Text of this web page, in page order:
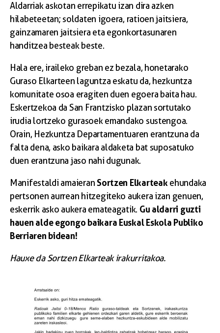
Aldarriak askotan errepikatu izan dira azken
hilabeteetan; soldaten igoera, ratioen jaitsiera,
gainzamaren jaitsiera eta egonkortasunaren
handitzea besteak beste.
Hala ere, iraileko greban ez bezala, honetarako
Guraso Elkarteen laguntza eskatu da, hezkuntza
komunitate osoa eragiten duen egoera baita hau.
Eskertzekoa da San Frantzisko plazan sortutako
irudia lortzeko gurasoek emandako sustengoa.
Orain, Hezkuntza Departamentuaren erantzuna da
falta dena, asko baikara aldaketa bat suposatuko
duen erantzuna jaso nahi dugunak.
Manifestaldi amaieranSortzen Elkarteak ehundaka
pertsonen aurrean hitzegiteko aukera izan genuen,
eskerrik asko aukera emateagatik. Gu aldarri guzti
hauen alde egongo baikara Euskal Eskola Publiko
Berriaren bidean!
Hauxe da Sortzen Elkarteak irakurritakoa.